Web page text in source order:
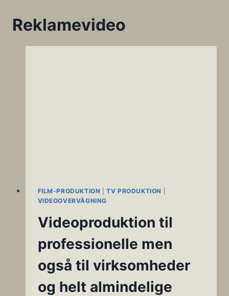
Reklamevideo
FILM-PRODUKTION |TV PRODUKTION
VIDEOOVERVÅGNING
Videoproduktion til
professionelle men
også til virksomheder
og helt almindelige